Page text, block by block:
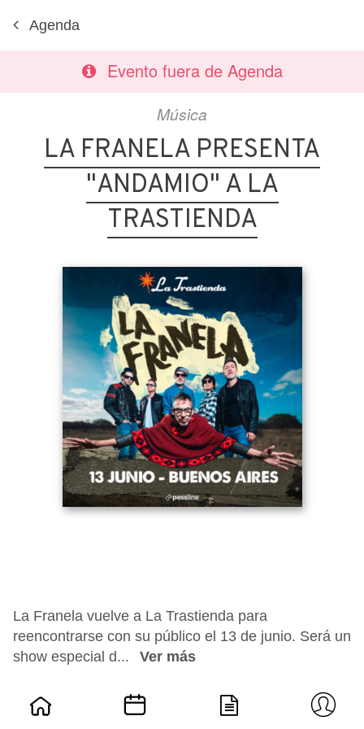
Agenda
Evento fuera de Agenda
Música
LA FRANELA PRESENTA
"ANDAMIO" A LA
TRASTIENDA
La Franela vuelve a La Trastienda para
reencontrarse con su público el 13 de junio. Será un
show especial d...
Ver más